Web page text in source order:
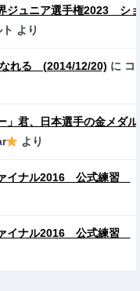
ジュニア選手権2023 シ
より
れる (2014/12/20) に コ
君、日本選手の金メダル
より
イナル2016 公式練習
イナル2016 公式練習